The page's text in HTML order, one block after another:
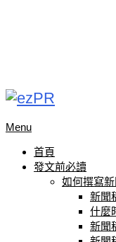
Menu
首頁
發文前必讀
如何撰寫
新聞
什麼
新聞